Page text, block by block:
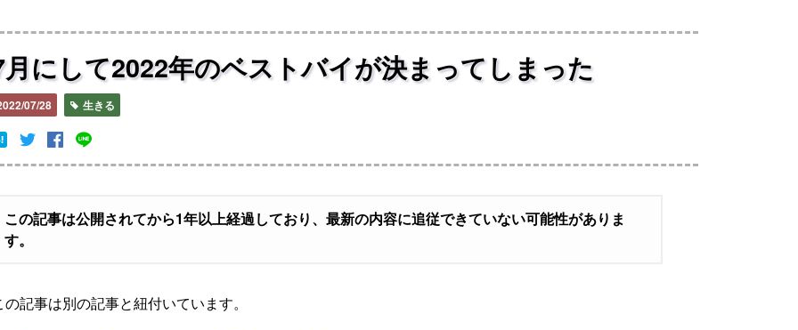
にして2022年のベストバイが決まってしまった
07/28 生きる
この記事は公開されてから1年以上経過しており、最新の内容に追従できていない可能性がありま
す。
の記事は別の記事と紐付いています。